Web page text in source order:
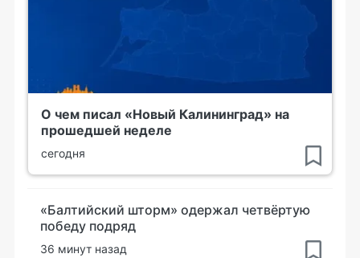
О чем писал «Новый Калининград» на
прошедшей неделе
сегодня
«Балтийский шторм» одержал четвёртую
победу подряд
36 минут назад